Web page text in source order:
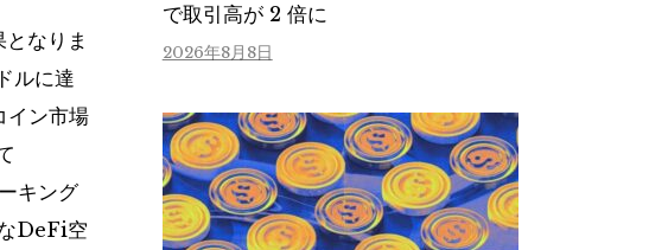
なりま
ルに達
ン市場
キング
DeFi空
で取引高が 2 倍に
2026年8月8日